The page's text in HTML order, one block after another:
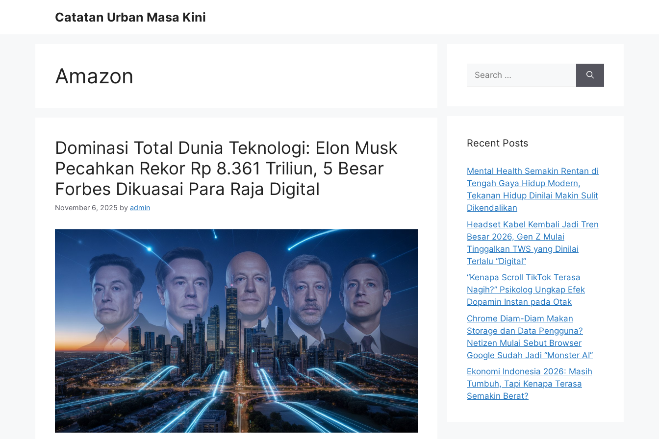
Catatan Urban Masa Kini
Amazon
Dominasi Total Dunia Teknologi: Elon Musk
Pecahkan Rekor Rp 8.361 Triliun, 5 Besar
Forbes Dikuasai Para Raja Digital
November 6, 2025 by admin
f
r
:
Recent Posts
Mental Health Semakin Rentan di
Tengah Gaya Hidup Modern,
Tekanan Hidup Dinilai Makin Sulit
Dikendalikan
Headset Kabel Kembali Jadi Tren
Besar 2026, Gen Z Mulai
Tinggalkan TWS yang Dinilai
Terlalu “Digital”
“Kenapa Scroll TikTok Terasa
Nagih?” Psikolog Ungkap Efek
Dopamin Instan pada Otak
Chrome Diam-Diam Makan
Storage dan Data Pengguna?
Netizen Mulai Sebut Browser
Google Sudah Jadi “Monster AI”
Ekonomi Indonesia 2026: Masih
Tumbuh, Tapi Kenapa Terasa
Semakin Berat?